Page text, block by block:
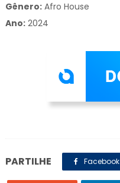
Gênero: Afro House
Ano:2024
PARTILHE Facebook